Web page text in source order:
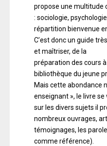
propose une multitude
: sociologie,
répartition bienvenue
C’est donc un guide
et maîtriser, de la
préparation des cours
bibliothèque du jeune
Mais cette abondance
enseignant », le livre
sur les divers sujets il
nombreux ouvrages,
témoignages, les
comme référence).